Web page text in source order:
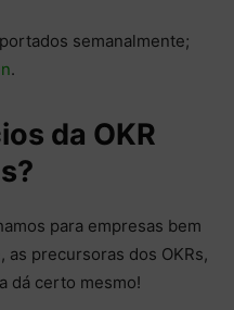
semanalmente;
.
da OKR
para empresas bem
as precursoras dos OKRs,
dá certo mesmo!